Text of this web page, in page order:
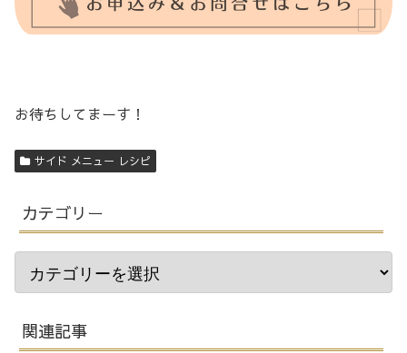
お待ちしてまーす！
サイド メニュー レシピ
カテゴリー
関連記事